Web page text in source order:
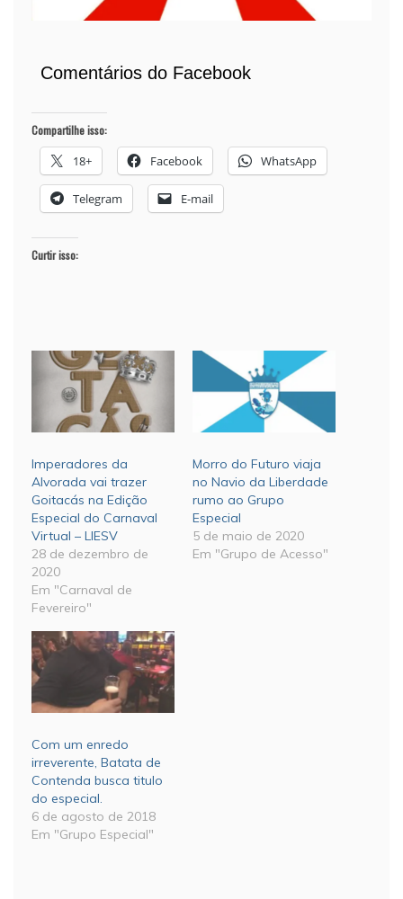
Comentários do Facebook
Compartilhe isso:
18+ Facebook WhatsApp
Telegram E-mail
Curtir isso:
Imperadores da
Alvorada vai trazer
Goitacás na Edição
Especial do Carnaval
Virtual – LIESV
28 de dezembro de
2020
Em "Carnaval de
Fevereiro"
Morro do Futuro viaja
no Navio da Liberdade
rumo ao Grupo
Especial
5 de maio de 2020
Em "Grupo de Acesso"
Com um enredo
irreverente, Batata de
Contenda busca titulo
do especial.
6 de agosto de 2018
Em "Grupo Especial"